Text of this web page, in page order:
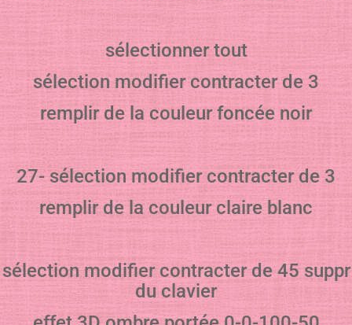
sélectionner tout
sélection modifier contracter de 3
remplir de la couleur foncée noir
27- sélection modifier contracter de 3
remplir de la couleur claire blanc
sélection modifier contracter de 45 suppr
du clavier